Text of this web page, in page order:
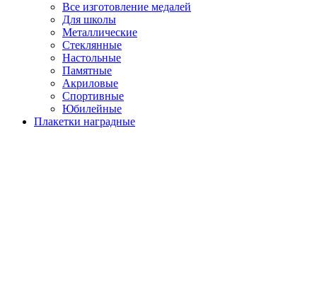
Все изготовление медалей
Для школы
Металлические
Стеклянные
Настольные
Памятные
Акриловые
Спортивные
Юбилейные
Плакетки наградные